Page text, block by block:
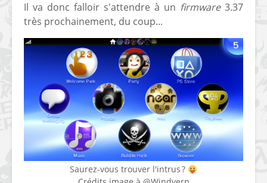
Il va donc falloir s'attendre à un firmware 3.37
très prochainement, du coup...
Saurez-vous trouver l'intrus ?